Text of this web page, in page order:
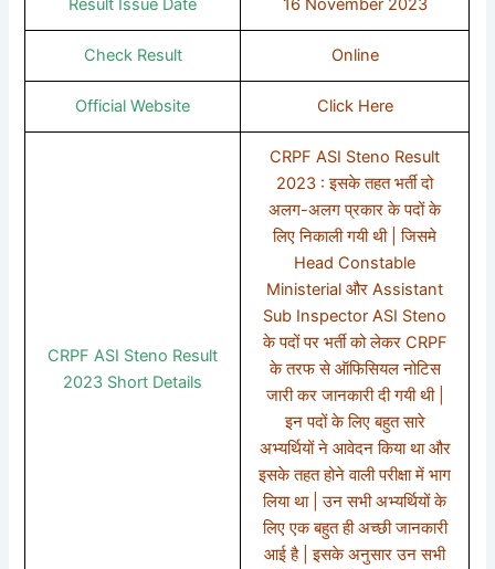
Result Issue Date 16 November 2023
Check Result Online
Official Website Click Here
CRPF ASI Steno Result
2023 Short Details
CRPF ASI Steno Result
2023 : इसके तहत भर्ती दो
अलग-अलग प्रकार के पदों के
लिए निकाली गयी थी | जिसमे
Head Constable
Ministerial और Assistant
Sub Inspector ASI Steno
के पदों पर भर्ती को लेकर CRPF
के तरफ से ऑफिसियल नोटिस
जारी कर जानकारी दी गयी थी |
इन पदों के लिए बहुत सारे
अभ्यर्थियों ने आवेदन किया था और
इसके तहत होने वाली परीक्षा में भाग
लिया था | उन सभी अभ्यर्थियों के
लिए एक बहुत ही अच्छी जानकारी
आई है | इसके अनुसार उन सभी